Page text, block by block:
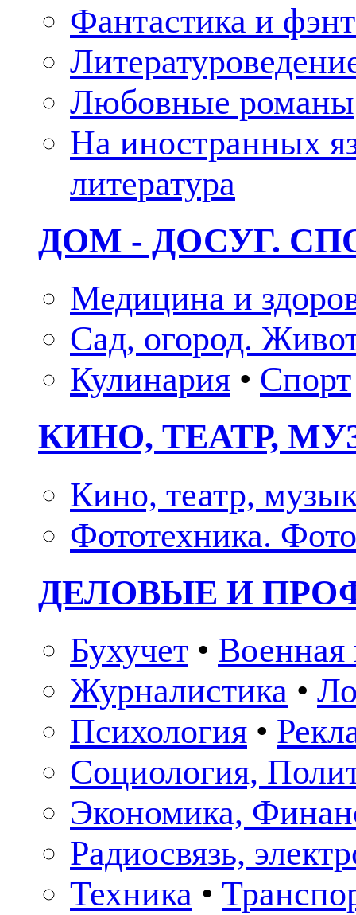
Фантастика и
Любовные романы
На иностранных
литература
ДОМ - ДОСУГ.
Медицина и
Сад, огород.
Кулинария • Спорт
КИНО, ТЕАТР,
Кино, театр,
Фототехника.
ДЕЛОВЫЕ И
Бухучет • Военная
Журналистика •
Психология •
Социология,
Экономика,
Радиосвязь,
Техника •